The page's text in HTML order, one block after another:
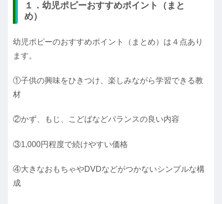
１．幼児ポピーおすすめポイント（まと
め）
幼児ポピーのおすすめポイント（まとめ）は４点あり
ます。
①子供の興味をひきつけ、楽しみながら学習できる教
材
②かず、もじ、こどばなどバランスの良い内容
③1,000円程度で続けやすい価格
④大きなおもちゃやDVDなどがつかないシンプルな構
成